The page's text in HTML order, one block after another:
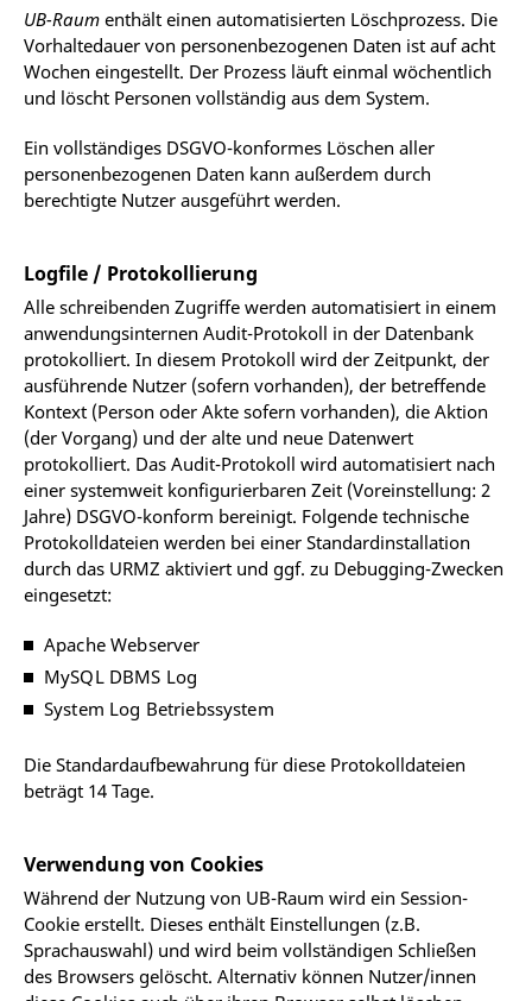
UB-Raum enthält einen automatisierten Löschprozess. Die
Vorhaltedauer von personenbezogenen Daten ist auf acht
Wochen eingestellt. Der Prozess läuft einmal wöchentlich
und löscht Personen vollständig aus dem System.
Ein vollständiges DSGVO-konformes Löschen aller
personenbezogenen Daten kann außerdem durch
berechtigte Nutzer ausgeführt werden.
Logfile / Protokollierung
Alle schreibenden Zugriffe werden automatisiert in einem
anwendungsinternen Audit-Protokoll in der Datenbank
protokolliert. In diesem Protokoll wird der Zeitpunkt, der
ausführende Nutzer (sofern vorhanden), der betreffende
Kontext (Person oder Akte sofern vorhanden), die Aktion
(der Vorgang) und der alte und neue Datenwert
protokolliert. Das Audit-Protokoll wird automatisiert nach
einer systemweit konfigurierbaren Zeit (Voreinstellung: 2
Jahre) DSGVO-konform bereinigt. Folgende technische
Protokolldateien werden bei einer Standardinstallation
durch das URMZ aktiviert und ggf. zu Debugging-Zwecken
eingesetzt:
Apache Webserver
MySQL DBMS Log
System Log Betriebssystem
Die Standardaufbewahrung für diese Protokolldateien
beträgt 14 Tage.
Verwendung von Cookies
Während der Nutzung von UB-Raum wird ein Session-
Cookie erstellt. Dieses enthält Einstellungen (z.B.
Sprachauswahl) und wird beim vollständigen Schließen
des Browsers gelöscht. Alternativ können Nutzer/innen